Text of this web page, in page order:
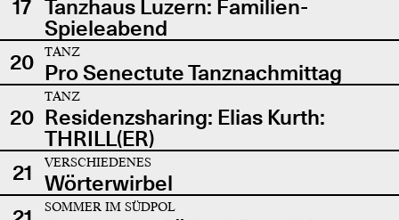
17 Tanzhaus Luzern: Familien-
Spieleabend
20
TANZ
Pro Senectute Tanznachmittag
20
TANZ
Residenzsharing: Elias Kurth:
THRILL(ER)
21
VERSCHIEDENES
Wörterwirbel
SOMMER IM SÜDPOL